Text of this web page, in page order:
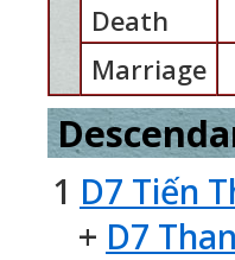
Death
Marriage
1 D7 Tiến
+ D7